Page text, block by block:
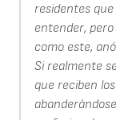
residentes
entender,
como este,
Si realmente
que reciben